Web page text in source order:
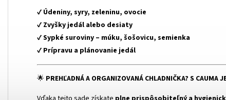
✔ Údeniny, syry, zeleninu, ovocie
✔ Zvyšky jedál alebo desiaty
✔Sypké suroviny – múku, šošovicu, semienka
✔ Prípravu a plánovanie jedál
🌟 PREHĽADNÁ A ORGANIZOVANÁ CHLADNIČKA? S CAUMA